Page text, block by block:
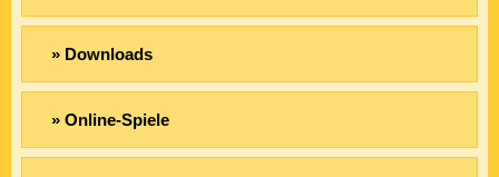
» Downloads
» Online-Spiele